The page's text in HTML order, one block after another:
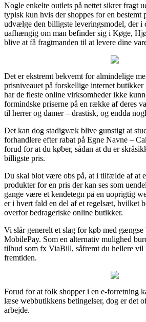
Nogle enkelte outlets på nettet sikrer fragt
typisk kun hvis der shoppes for en bestemt
udvælge den billigste leveringsmodel, der i
uafhængig om man befinder sig i Køge,
blive at få fragtmanden til at levere dine
Det er ekstremt bekvemt for almindelige
prisniveauet på forskellige internet
har de fleste online virksomheder ikke
formindske priserne på en række af deres
til herrer og damer – drastisk, og endda
Det kan dog stadigvæk blive gunstigt at
forhandlere efter rabat på Egne Navne –
forud for at du køber, sådan at du er
billigste pris.
Du skal blot være obs på, at i tilfælde af at
produkter for en pris der kan ses som
gange være et kendetegn på en uoprigtig
er i hvert fald en del af et regelsæt, hvilket
overfor bedrageriske online butikker.
Vi slår generelt et slag for køb med
MobilePay. Som en alternativ mulighed
tilbud som fx ViaBill, såfremt du hellere vil
fremtiden.
Forud for at folk shopper i en e-forretning
læse webbutikkens betingelser, dog er det
arbejde.